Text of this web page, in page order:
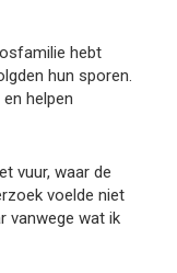
hebt
hun sporen.
helpen
vuur, waar de
voelde niet
vanwege wat ik